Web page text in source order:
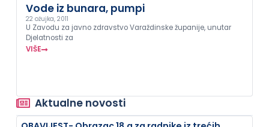
Vode iz bunara, pumpi
22 ožujka, 2011
U Zavodu za javno zdravstvo Varaždinske županije, unutar
Djelatnosti za
VIŠE
Aktualne novosti